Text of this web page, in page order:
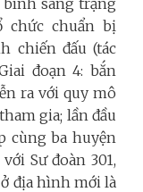
chức chuẩn bị
chiến đấu (tác
đoạn 4: bắn
ra với quy mô
gia; lần đầu
cùng ba huyện
Sư đoàn 301,
địa hình mới là